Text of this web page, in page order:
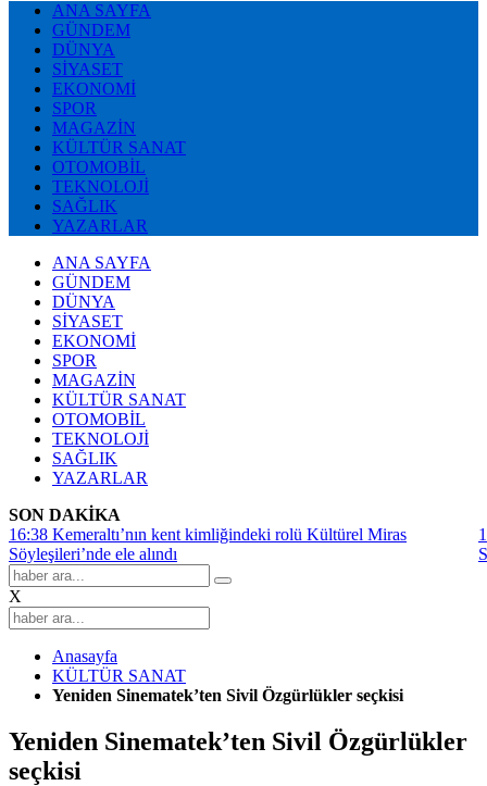
ANA SAYFA
GÜNDEM
DÜNYA
SİYASET
EKONOMİ
SPOR
MAGAZİN
KÜLTÜR SANAT
OTOMOBİL
TEKNOLOJİ
SAĞLIK
YAZARLAR
ANA SAYFA
GÜNDEM
DÜNYA
SİYASET
EKONOMİ
SPOR
MAGAZİN
KÜLTÜR SANAT
OTOMOBİL
TEKNOLOJİ
SAĞLIK
YAZARLAR
SON DAKİKA
16:38 Kemeraltı’nın kent kimliğindeki rolü Kültürel Miras
Söyleşileri’nde ele alındı
X
Anasayfa
KÜLTÜR SANAT
Yeniden Sinematek’ten Sivil Özgürlükler seçkisi
Yeniden Sinematek’ten Sivil Özgürlükler
seçkisi